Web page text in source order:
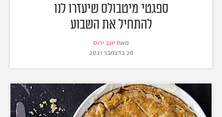
ספגטי מיטבולס שיעזרו לנו
להתחיל את השבוע
מאתיוגב ירוס
26 בדצמבר 2021